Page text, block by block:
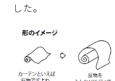
した。